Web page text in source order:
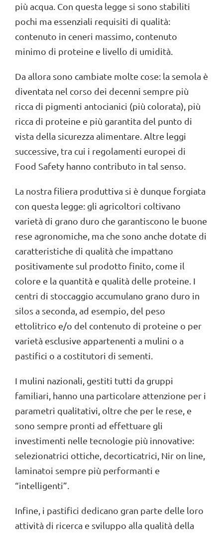
più acqua. Con questa legge si sono stabiliti
pochi ma essenziali requisiti di qualità:
contenuto in ceneri massimo, contenuto
minimo di proteine e livello di umidità.
Da allora sono cambiate molte cose: la semola è
diventata nel corso dei decenni sempre più
ricca di pigmenti antocianici (più colorata), più
ricca di proteine e più garantita del punto di
vista della sicurezza alimentare. Altre leggi
successive, tra cui i regolamenti europei di
Food Safety hanno contributo in tal senso.
La nostra filiera produttiva si è dunque forgiata
con questa legge: gli agricoltori coltivano
varietà di grano duro che garantiscono le buone
rese agronomiche, ma che sono anche dotate di
caratteristiche di qualità che impattano
positivamente sul prodotto finito, come il
colore e la quantità e qualità delle proteine. I
centri di stoccaggio accumulano grano duro in
silos a seconda, ad esempio, del peso
ettolitrico e/o del contenuto di proteine o per
varietà esclusive appartenenti a mulini o a
pastifici o a costitutori di sementi.
I mulini nazionali, gestiti tutti da gruppi
familiari, hanno una particolare attenzione per i
parametri qualitativi, oltre che per le rese, e
sono sempre pronti ad effettuare gli
investimenti nelle tecnologie più innovative:
selezionatrici ottiche, decorticatrici, Nir on line,
laminatoi sempre più performanti e
“intelligenti”.
Infine, i pastifici dedicano gran parte delle loro
attività di ricerca e sviluppo alla qualità della